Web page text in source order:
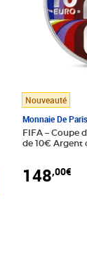
au panier
Nouveauté
Monnaie De Paris
FIFA – Coupe
de 10€ Argent
148,00€